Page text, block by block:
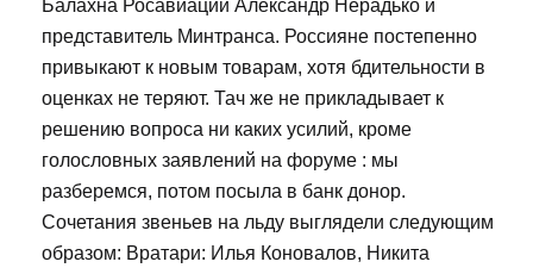
Балахна Росавиации Александр Нерадько и
представитель Минтранса. Россияне постепенно
привыкают к новым товарам, хотя бдительности в
оценках не теряют. Тач же не прикладывает к
решению вопроса ни каких усилий, кроме
голословных заявлений на форуме : мы
разберемся, потом посыла в банк донор.
Сочетания звеньев на льду выглядели следующим
образом: Вратари: Илья Коновалов, Никита